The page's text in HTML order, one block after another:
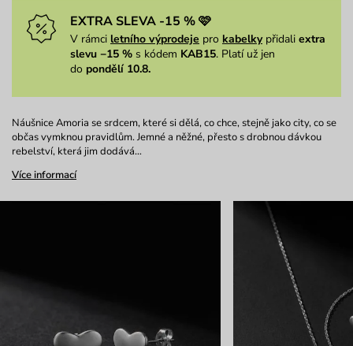
EXTRA SLEVA -15 % 🩷
V rámci letního výprodeje pro kabelkypřidali extra
slevu −15 % s kódem KAB15. Platí už jen
do pondělí 10.8.
Náušnice Amoria se srdcem, které si dělá, co chce, stejně jako city, co se
občas vymknou pravidlům. Jemné a něžné, přesto s drobnou dávkou
rebelství, která jim dodává…
Více informací